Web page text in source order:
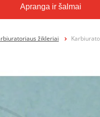
Apranga ir šalmai
žikleriai